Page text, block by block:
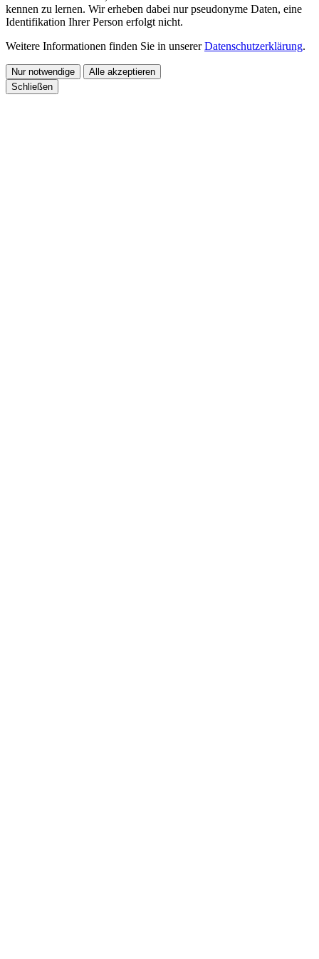
kennen zu lernen. Wir erheben dabei nur pseudonyme Daten, eine
Identifikation Ihrer Person erfolgt nicht.
Weitere Informationen finden Sie in unsererDatenschutzerklärung.
Nur notwendige
Alle akzeptieren
Schließen